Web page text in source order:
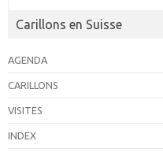
Carillons en Suisse
AGENDA
CARILLONS
VISITES
INDEX